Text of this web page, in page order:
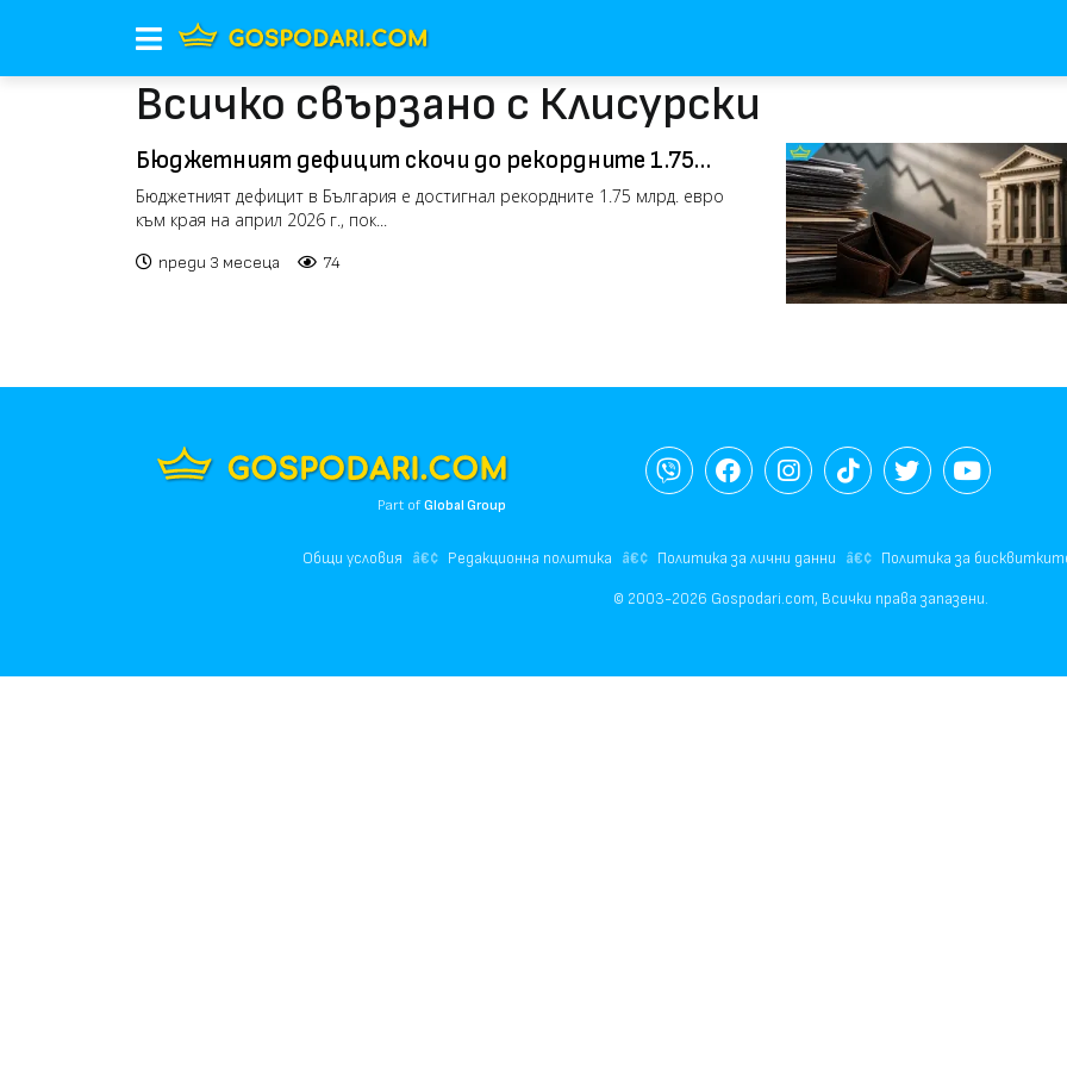
Всичко свързано с Клисурски
Бюджетният дефицит скочи до рекордните 1.75
млрд. евро
Бюджетният дефицит в България е достигнал рекордните 1.75 млрд. евро
към края на април 2026 г., пок...
преди 3 месеца 74
Part ofGlobal Group
Общи условия Редакционна политика Политика за лични данни Политика за
© 2003-2026 Gospodari.com, Всички права запазени.